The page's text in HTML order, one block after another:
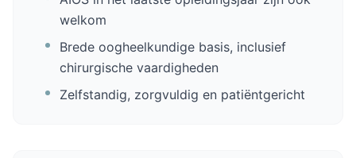
welkom
Brede oogheelkundige basis, inclusief
chirurgische vaardigheden
Zelfstandig, zorgvuldig en patiëntgericht